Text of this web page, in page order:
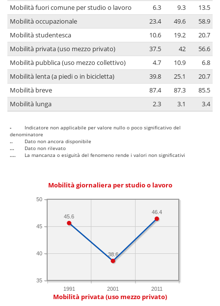
Mobilità fuori comune per studio o lavoro
6.3 9.3
13.5
Mobilità occupazionale
23.4 49.6
58.9
Mobilità studentesca
10.6 19.2
20.7
Mobilità privata (uso mezzo privato)
37.5 42
56.6
Mobilità pubblica (uso mezzo collettivo)
4.7 10.9
6.8
Mobilità lenta (a piedi o in bicicletta)
39.8 25.1
20.7
Mobilità breve
87.4 87.3
85.5
Mobilità lunga
2.3 3.1 3.4
-
Indicatore non applicabile per valore nullo o poco significativo del
denominatore
..
Dato non ancora disponibile
...
Dato non rilevato
....
La mancanza o esiguità del fenomeno rende i valori non significativi
Mobilità giornaliera per studio o lavoro
1991 2001 2011
35
40
45
50
46.4
38.6
45.6
Mobilità privata (uso mezzo privato)